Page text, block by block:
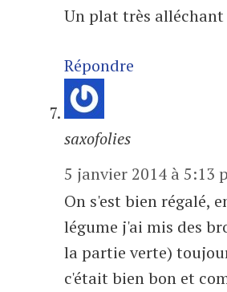
Un plat très alléchant
Répondre
saxofolies
5 janvier 2014 à 5:13
On s'est bien régalé,
légume j'ai mis des
la partie verte)
c'était bien bon et